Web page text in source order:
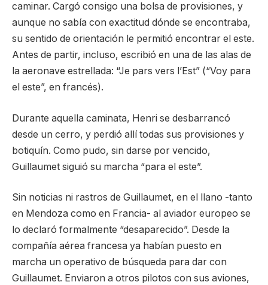
caminar. Cargó consigo una bolsa de provisiones, y
aunque no sabía con exactitud dónde se encontraba,
su sentido de orientación le permitió encontrar el este.
Antes de partir, incluso, escribió en una de las alas de
la aeronave estrellada: “Je pars vers l’Est” (“Voy para
el este”, en francés).
Durante aquella caminata, Henri se desbarrancó
desde un cerro, y perdió allí todas sus provisiones y
botiquín. Como pudo, sin darse por vencido,
Guillaumet siguió su marcha “para el este”.
Sin noticias ni rastros de Guillaumet, en el llano -tanto
en Mendoza como en Francia- al aviador europeo se
lo declaró formalmente “desaparecido”. Desde la
compañía aérea francesa ya habían puesto en
marcha un operativo de búsqueda para dar con
Guillaumet. Enviaron a otros pilotos con sus aviones,